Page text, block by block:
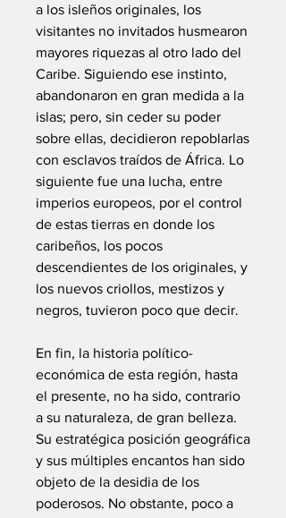
a los isleños originales, los
visitantes no invitados husmearon
mayores riquezas al otro lado del
Caribe. Siguiendo ese instinto,
abandonaron en gran medida a la
islas; pero, sin ceder su poder
sobre ellas, decidieron repoblarlas
con esclavos traídos de África. Lo
siguiente fue una lucha, entre
imperios europeos, por el control
de estas tierras en donde los
caribeños, los pocos
descendientes de los originales, y
los nuevos criollos, mestizos y
negros, tuvieron poco que decir.
En fin, la historia político-
económica de esta región, hasta
el presente, no ha sido, contrario
a su naturaleza, de gran belleza.
Su estratégica posición geográfica
y sus múltiples encantos han sido
objeto de la desidia de los
poderosos. No obstante, poco a